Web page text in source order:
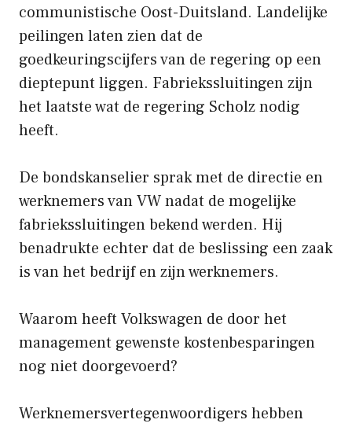
communistische Oost-Duitsland. Landelijke
peilingen laten zien dat de
goedkeuringscijfers van de regering op een
dieptepunt liggen. Fabriekssluitingen zijn
het laatste wat de regering Scholz nodig
heeft.
De bondskanselier sprak met de directie en
werknemers van VW nadat de mogelijke
fabriekssluitingen bekend werden. Hij
benadrukte echter dat de beslissing een zaak
is van het bedrijf en zijn werknemers.
Waarom heeft Volkswagen de door het
management gewenste kostenbesparingen
nog niet doorgevoerd?
Werknemersvertegenwoordigers hebben